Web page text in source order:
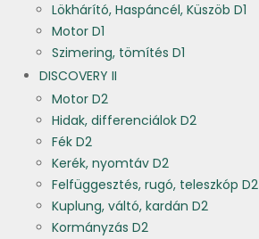
Lökhárító, Haspáncél, Küszöb D1
Motor D1
Szimering, tömítés D1
DISCOVERY II
Motor D2
Hidak, differenciálok D2
Fék D2
Kerék, nyomtáv D2
Felfüggesztés, rugó, teleszkóp D2
Kuplung, váltó, kardán D2
Kormányzás D2